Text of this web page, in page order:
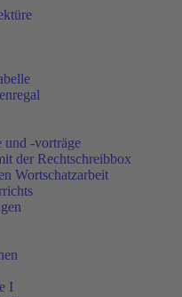
und -vorträge
der Rechtschreibbox
Wortschatzarbeit
I